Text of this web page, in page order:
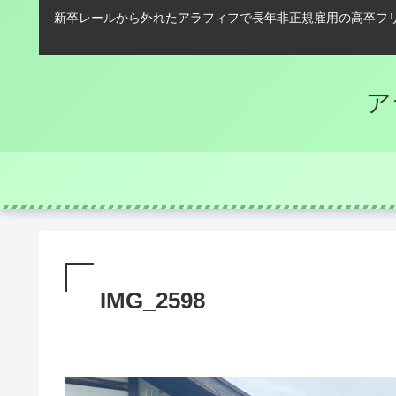
新卒レールから外れたアラフィフで長年非正規雇用の高卒
IMG_2598